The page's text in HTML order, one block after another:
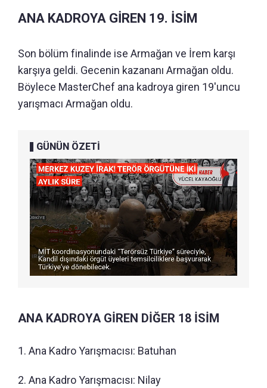
ANA KADROYA GİREN 19. İSİM
Son bölüm finalinde ise Armağan ve İrem karşı
karşıya geldi. Gecenin kazananı Armağan oldu.
Böylece MasterChef ana kadroya giren 19'uncu
yarışmacı Armağan oldu.
GÜNÜN ÖZETİ
ANA KADROYA GİREN DİĞER 18 İSİM
1. Ana Kadro Yarışmacısı: Batuhan
2. Ana Kadro Yarışmacısı: Nilay